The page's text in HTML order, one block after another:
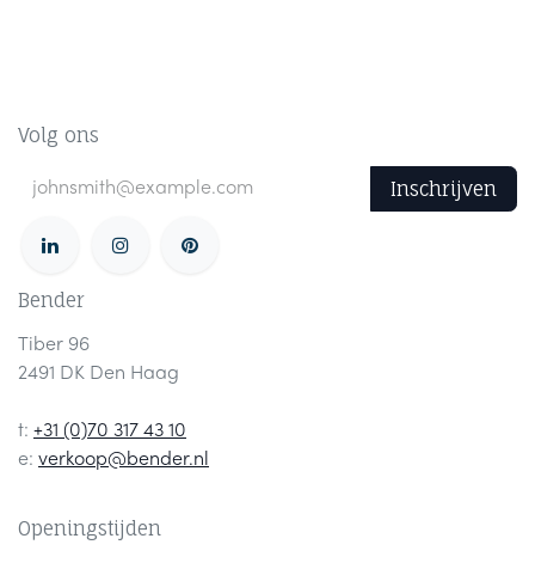
Volg ons
Inschrijven
Bender
Tiber 96
2491 DK Den Haag
t: +31 (0)70 317 43 10
e: verkoop@bender.nl
Openingstijden